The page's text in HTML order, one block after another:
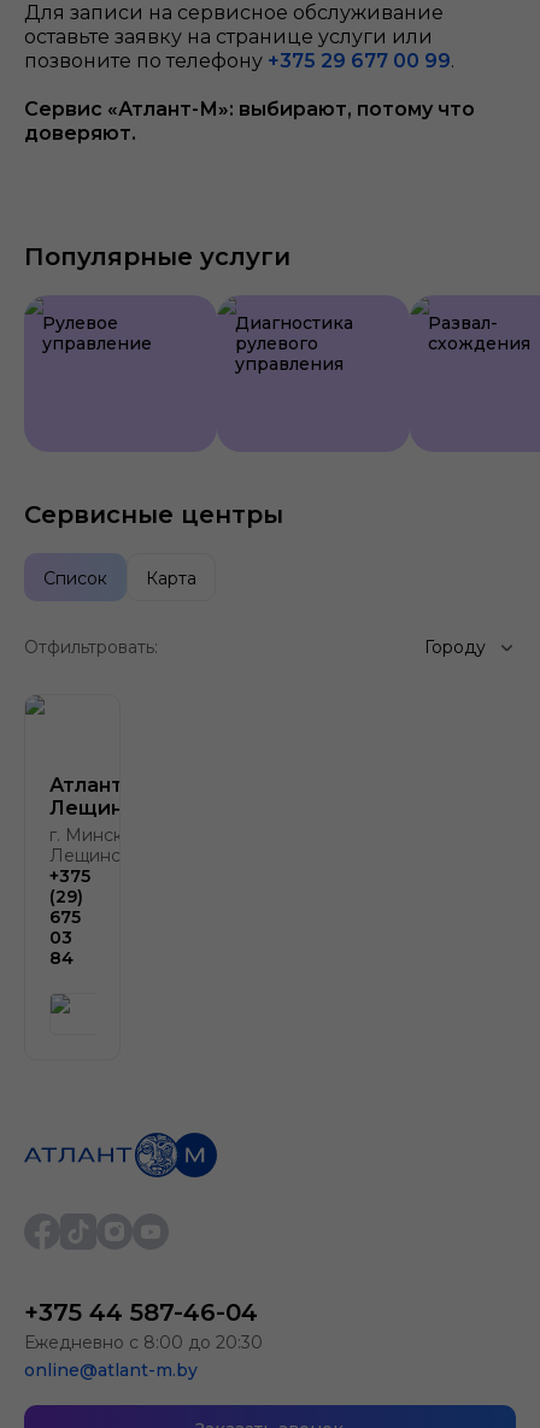
Для записи на сервисное обслуживание
оставьте заявку на странице услуги или
позвоните по телефону +375 29 677 00 99.
Сервис «Атлант-М»: выбирают, потому что
доверяют.
Популярные услуги
Рулевое
управление
Диагностика
рулевого
управления
Развал-
схождения
Сервисные центры
Список Карта
Отфильтровать: Городу
Атлант-М
Лещинского
г. Минск, ул.
Лещинского, 4
+375
(29)
675
03
84
+375 44 587-46-04
Ежедневно с 8:00 до 20:30
online@atlant-m.by